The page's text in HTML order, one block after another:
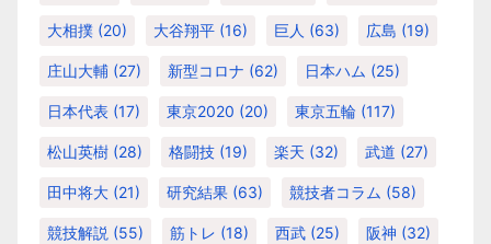
大相撲 (20) 大谷翔平 (16) 巨人 (63) 広島 (19)
庄山大輔 (27) 新型コロナ (62) 日本ハム (25)
日本代表 (17) 東京2020 (20) 東京五輪 (117)
松山英樹 (28) 格闘技 (19) 楽天 (32) 武道 (27)
田中将大 (21) 研究結果 (63) 競技者コラム (58)
競技解説 (55) 筋トレ (18) 西武 (25) 阪神 (32)